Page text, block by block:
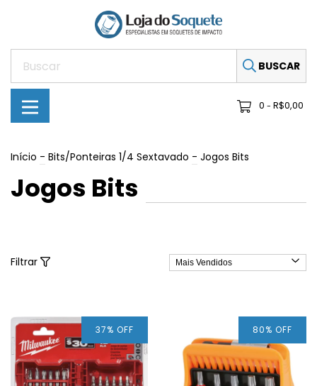
BUSCAR
0 - R$0,00
Início - Bits/Ponteiras 1/4 Sextavado - Jogos Bits
Jogos Bits
Filtrar
37% OFF 80% OFF